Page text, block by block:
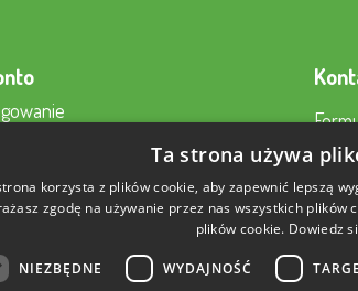
konto
z nami
22
Ta strona używa
korzysta z plików cookie, aby zapewnić lepszą
zgodę na używanie przez nas wszystkich plików
plików cookie. Dowiedz
NIEZBĘDNE WYDAJNOŚĆ